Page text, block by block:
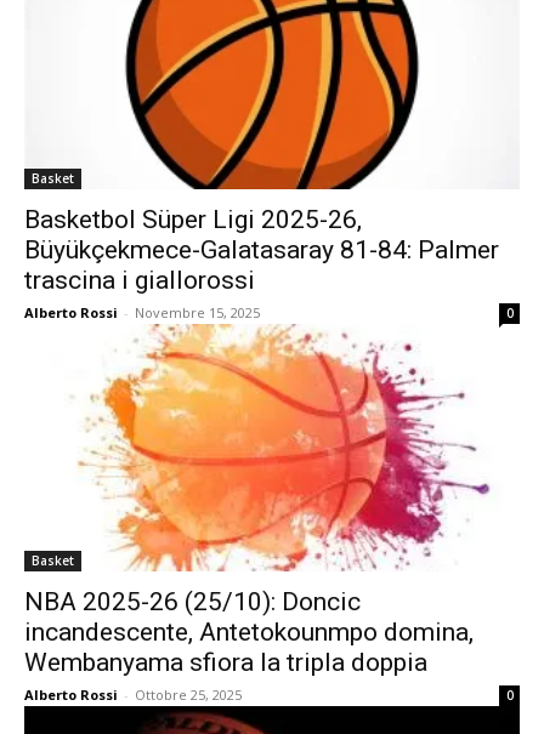
Basket
Basketbol Süper Ligi 2025-26,
Büyükçekmece-Galatasaray 81-84: Palmer
trascina i giallorossi
Alberto Rossi - Novembre 15, 2025 0
Basket
NBA 2025-26 (25/10): Doncic
incandescente, Antetokounmpo domina,
Wembanyama sfiora la tripla doppia
Alberto Rossi - Ottobre 25, 2025 0